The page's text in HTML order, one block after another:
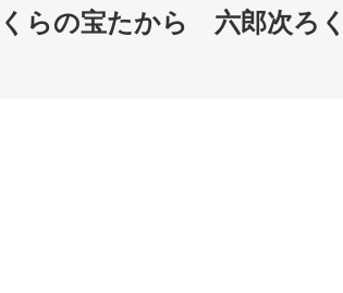
らの宝たから 六郎次ろ